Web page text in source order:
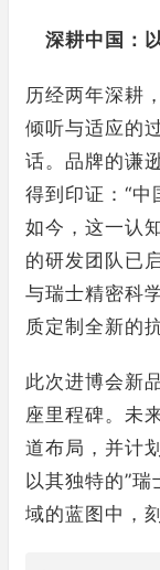
深耕中国：
历经两年深耕
倾听与适应的
话。品牌的谦
得到印证：“中
如今，这一认
的研发团队已
与瑞士精密科
质定制全新的
此次进博会新
座里程碑。未
道布局，并计
以其独特的”
域的蓝图中，